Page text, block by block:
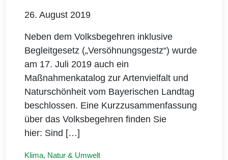
26. August 2019
Neben dem Volksbegehren inklusive
Begleitgesetz („Versöhnungsgestz“) wurde
am 17. Juli 2019 auch ein
Maßnahmenkatalog zur Artenvielfalt und
Naturschönheit vom Bayerischen Landtag
beschlossen. Eine Kurzzusammenfassung
über das Volksbegehren finden Sie
hier: Sind […]
Klima, Natur & Umwelt